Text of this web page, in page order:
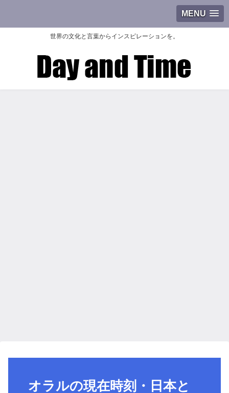
MENU
世界の文化と言葉からインスピレーションを。
オラルの現在時刻・日本と